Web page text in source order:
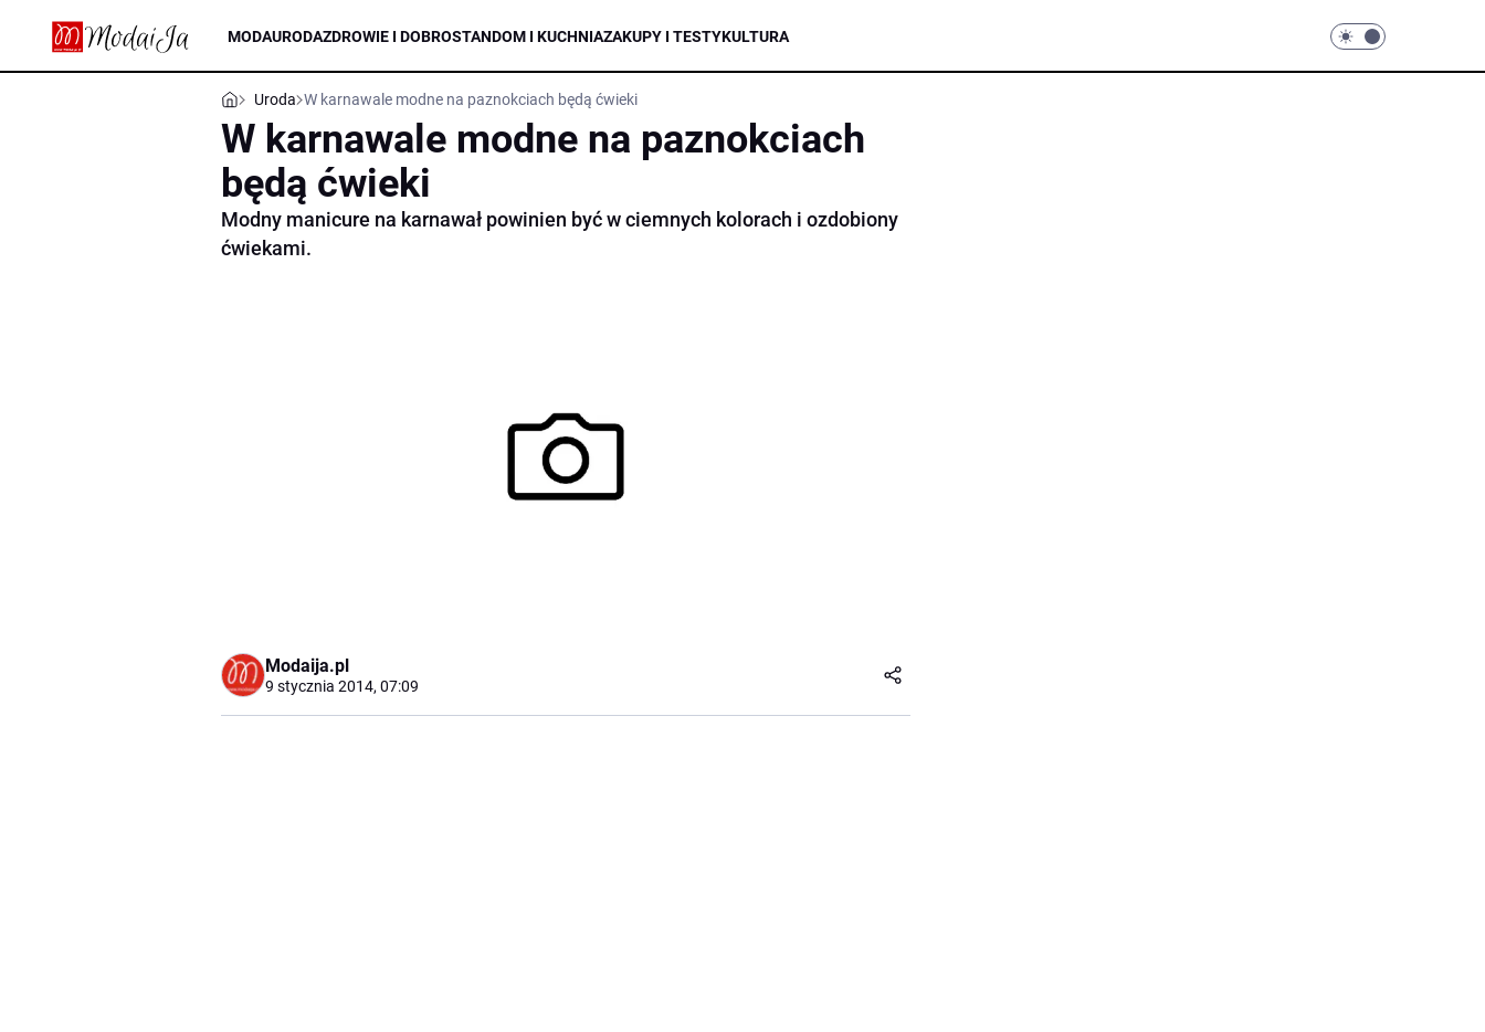
MODAURODAZDROWIE I DOBROSTANDOM I KUCHNIAZAKUPY I TESTYKULTURA
Uroda W karnawale modne na paznokciach będą ćwieki
W karnawale modne na paznokciach
będą ćwieki
Modny manicure na karnawał powinien być w ciemnych kolorach i ozdobiony
ćwiekami.
Modaija.pl
9 stycznia 2014, 07:09